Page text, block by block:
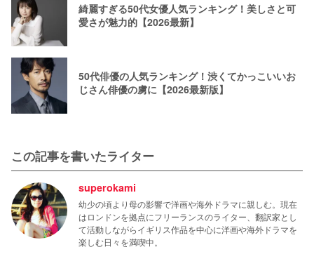
綺麗すぎる50代女優人気ランキング！美しさと可
愛さが魅力的【2026最新】
50代俳優の人気ランキング！渋くてかっこいいお
じさん俳優の虜に【2026最新版】
この記事を書いたライター
superokami
幼少の頃より母の影響で洋画や海外ドラマに親しむ。現在
はロンドンを拠点にフリーランスのライター、翻訳家とし
て活動しながらイギリス作品を中心に洋画や海外ドラマを
楽しむ日々を満喫中。